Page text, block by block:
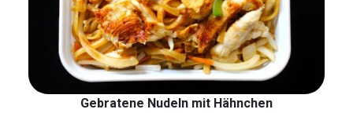
Gebratene Nudeln mit Hähnchen